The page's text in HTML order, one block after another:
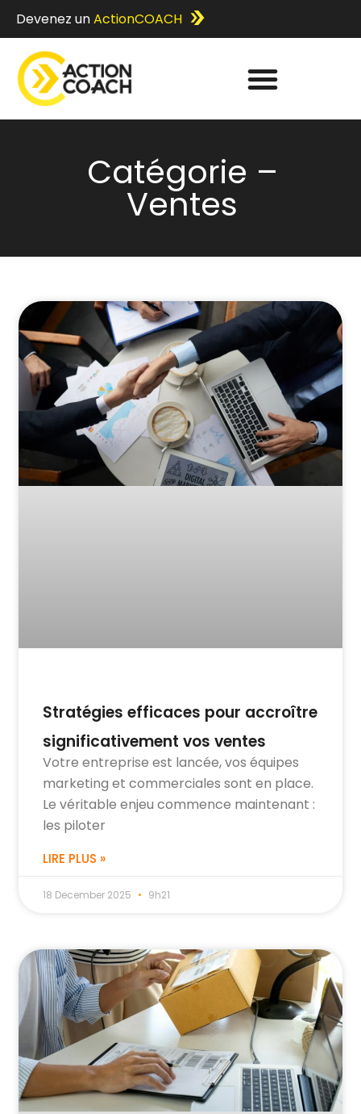
Devenez unActionCOACH
Catégorie –
Ventes
Stratégies efficaces pour accroître
significativement vos ventes
Votre entreprise est lancée, vos équipes
marketing et commerciales sont en place.
Le véritable enjeu commence maintenant :
les piloter
LIRE PLUS »
18 December 2025 9h21